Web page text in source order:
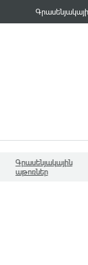
Գրասենյակային
աթոռներ